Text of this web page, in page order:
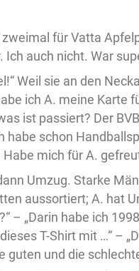
für Vatta
Ich auch nicht. War
Weil sie an den
ich A. meine Karte
ist passiert? Der
habe schon
Habe mich für A.
Umzug. Starke
aussortiert; A. hat
– „Darin habe ich
T-Shirt mit …“ –
guten und die